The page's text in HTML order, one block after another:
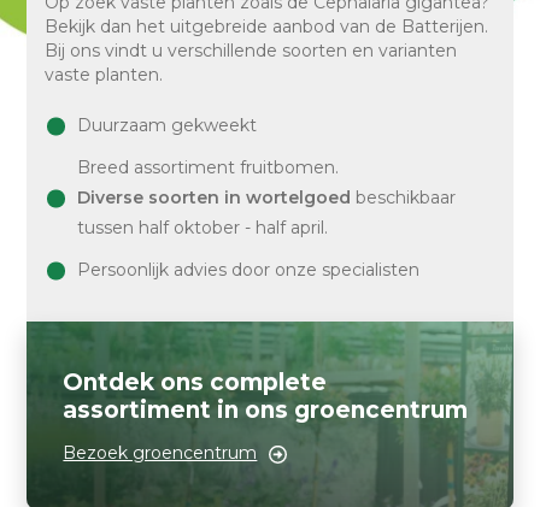
Bekijk dan het uitgebreide aanbod van de Batterijen.
Bij ons vindt u verschillende soorten en varianten
vaste planten.
Duurzaam gekweekt
Breed assortiment fruitbomen.
Diverse soorten in wortelgoed beschikbaar
tussen half oktober - half april.
Persoonlijk advies door onze specialisten
Ontdek ons complete
assortiment in ons groencentrum
Bezoek groencentrum